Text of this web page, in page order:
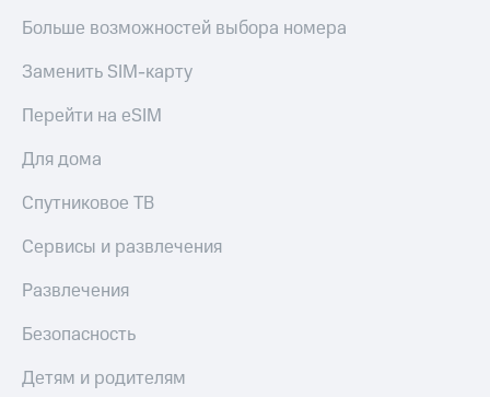
Больше возможностей выбора номера
Заменить SIM-карту
Перейти на eSIM
Для дома
Спутниковое ТВ
Сервисы и развлечения
Развлечения
Безопасность
Детям и родителям